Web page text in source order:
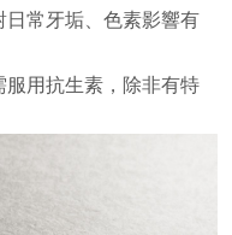
日常牙垢、色素影響有
服用抗生素，除非有特